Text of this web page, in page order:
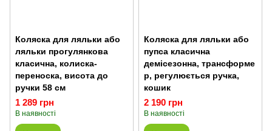
Коляска для ляльки або
ляльки прогулянкова
класична, колиска-
переноска, висота до
ручки 58 см
1 289 грн
В наявності
Коляска для ляльки або
пупса класична
демісезонна, трансформе
р, регулюється ручка,
кошик
2 190 грн
В наявності